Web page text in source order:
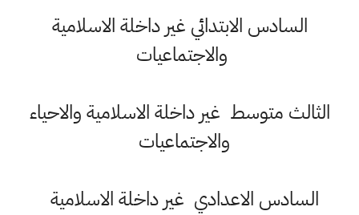
السادس الابتدائي غير داخلة الاسلامية
والاجتماعيات
الثالث متوسط غير داخلة الاسلامية والاحياء
والاجتماعيات
السادس الاعدادي غير داخلة الاسلامية